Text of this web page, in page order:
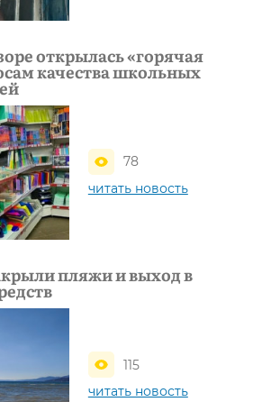
открылась «горячая
качества школьных
78
читать новость
пляжи и выход в
115
читать новость